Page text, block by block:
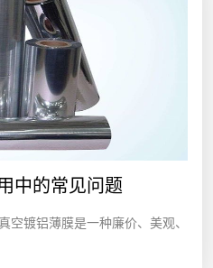
中的常见问题
空镀铝薄膜是一种廉价、美观、